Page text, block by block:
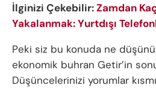
İlginizi Çekebilir:Zamdan
Yakalanmak: Yurtdışı
Peki siz bu konuda ne
ekonomik buhran Getir’in
Düşüncelerinizi yorumlar